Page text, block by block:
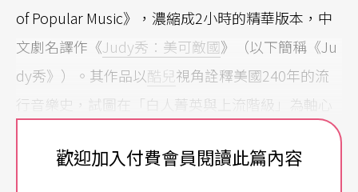
of Popular Music》，濃縮成2小時的精華版本，中
文劇名譯作《Judy秀：美可敵國》（以下簡稱《Ju
dy秀》）。其作品以酷兒視角詮釋美國240年的流
行音樂史，試圖在「白人菁英與上流階級」為軸心
運轉的社會當中，提供一個由下而上的討論觀點，
並尤其著力於符碼的凝視、翻轉與再現，將性別行
歡迎加入付費會員閱讀此篇內容